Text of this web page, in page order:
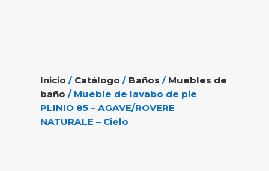
Inicio / Catálogo / Baños / Muebles de
baño / Mueble de lavabo de pie
PLINIO 85 – AGAVE/ROVERE
NATURALE – Cielo